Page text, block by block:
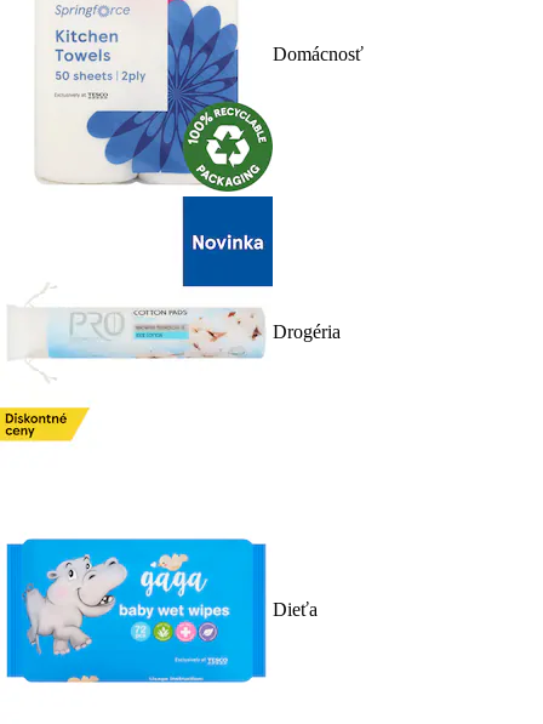
Domácnosť
Drogéria
Dieťa